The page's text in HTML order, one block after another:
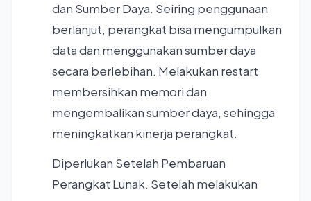
dan Sumber Daya. Seiring penggunaan
berlanjut, perangkat bisa mengumpulkan
data dan menggunakan sumber daya
secara berlebihan. Melakukan restart
membersihkan memori dan
mengembalikan sumber daya, sehingga
meningkatkan kinerja perangkat.
Diperlukan Setelah Pembaruan
Perangkat Lunak. Setelah melakukan